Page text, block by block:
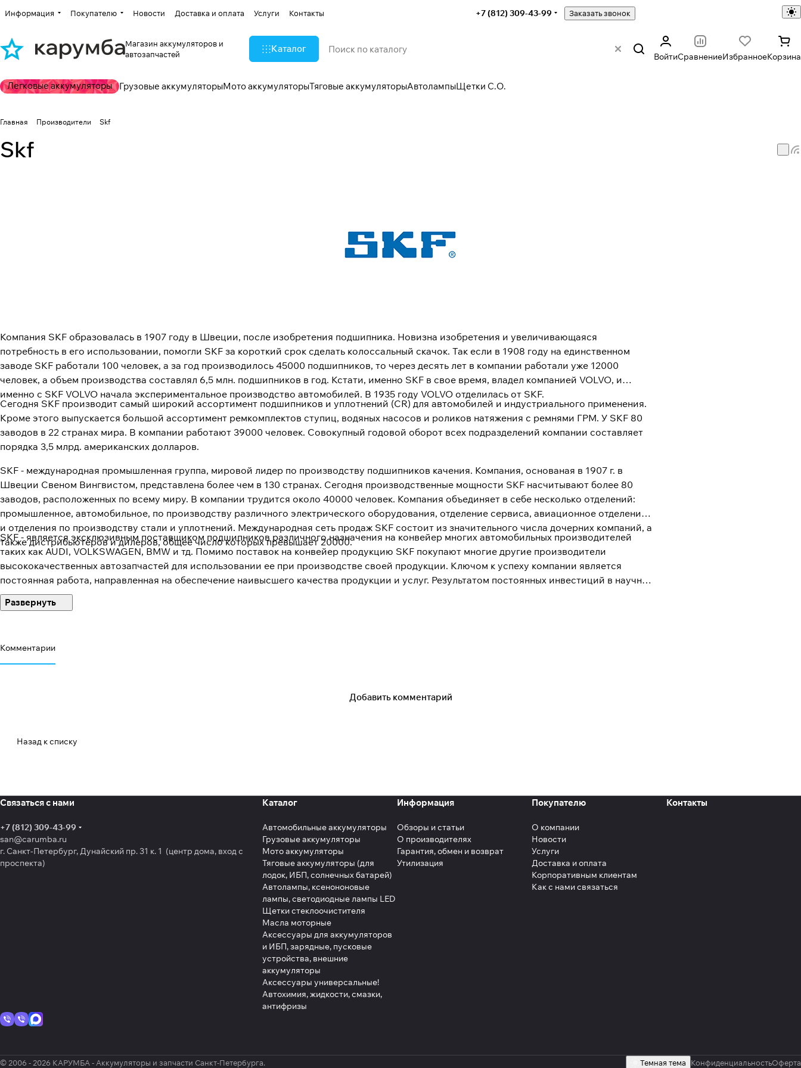
Информация Покупателю Новости Доставка и оплата Услуги Контакты +7 (812) 309-43-99 Заказать звонок
Магазин аккумуляторов и
автозапчастей
Каталог
ВойтиСравнениеИзбранноеКорзина
Легковые аккумуляторы Грузовые аккумуляторыМото аккумуляторыТяговые аккумуляторыАвтолампыЩетки С.О.
Главная Производители Skf
Skf
Компания SKF образовалась в 1907 году в Швеции, после изобретения подшипника. Новизна изобретения и увеличивающаяся
потребность в его использовании, помогли SKF за короткий срок сделать колоссальный скачок. Так если в 1908 году на единственном
заводе SKF работали 100 человек, а за год производилось 45000 подшипников, то через десять лет в компании работали уже 12000
человек, а объем производства составлял 6,5 млн. подшипников в год. Кстати, именно SKF в свое время, владел компанией VOLVO, и
именно с SKF VOLVO начала экспериментальное производство автомобилей. В 1935 году VOLVO отделилась от SKF.
Сегодня SKF производит самый широкий ассортимент подшипников и уплотнений (CR) для автомобилей и индустриального применения.
Кроме этого выпускается большой ассортимент ремкомплектов ступиц, водяных насосов и роликов натяжения с ремнями ГРМ. У SKF 80
заводов в 22 странах мира. В компании работают 39000 человек. Совокупный годовой оборот всех подразделений компании составляет
порядка 3,5 млрд. американских долларов.
SKF - международная промышленная группа, мировой лидер по производству подшипников качения. Компания, основаная в 1907 г. в
Швеции Свеном Вингвистом, представлена более чем в 130 странах. Сегодня производственные мощности SKF насчитывают более 80
заводов, расположенных по всему миру. В компании трудится около 40000 человек. Компания объединяет в себе несколько отделений:
промышленное, автомобильное, по производству различного электрического оборудования, отделение сервиса, авиационное отделение
и отделения по производству стали и уплотнений. Международная сеть продаж SKF состоит из значительного числа дочерних компаний, а
также дистрибьютеров и дилеров, общее число которых превышает 20000.
SKF - является эксклюзивным поставщиком подшипников различного назначения на конвейер многих автомобильных производителей
таких как AUDI, VOLKSWAGEN, BMW и тд. Помимо поставок на конвейер продукцию SKF покупают многие другие производители
высококачественных автозапчастей для использовании ее при производстве своей продукции. Ключом к успеху компании является
постоянная работа, направленная на обеспечение наивысшего качества продукции и услуг. Результатом постоянных инвестиций в научно-
исследовательские работы стало множество значительных открытий и изобретений. Для автомобильного рынка компания предлагает
следующие виды продукции
Комментарии
Добавить комментарий
Назад к списку
Связаться с нами
+7 (812) 309-43-99
san@carumba.ru
г. Санкт-Петербург, Дунайский пр. 31 к. 1 (центр дома, вход с
проспекта)
Каталог
Автомобильные аккумуляторы
Грузовые аккумуляторы
Мото аккумуляторы
Тяговые аккумуляторы (для
лодок, ИБП, солнечных батарей)
Автолампы, ксенононовые
лампы, светодиодные лампы LED
Щетки стеклоочистителя
Масла моторные
Аксессуары для аккумуляторов
и ИБП, зарядные, пусковые
устройства, внешние
аккумуляторы
Аксессуары универсальные!
Автохимия, жидкости, смазки,
антифризы
Информация
Обзоры и статьи
О производителях
Гарантия, обмен и возврат
Утилизация
Покупателю
О компании
Новости
Услуги
Доставка и оплата
Корпоративным клиентам
Как с нами связаться
Контакты
© 2006 - 2026 КАРУМБА - Аккумуляторы и запчасти Санкт-Петербурга. Темная тема КонфиденциальностьОферта